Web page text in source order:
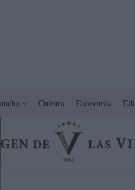
Cultura Economía